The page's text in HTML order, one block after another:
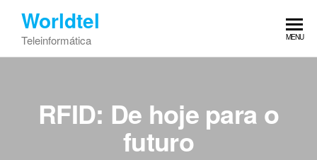
Worldtel
Teleinformática MENU
RFID: De hoje para o
futuro